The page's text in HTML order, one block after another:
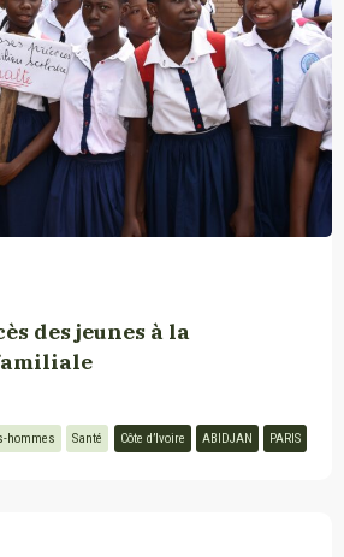
des jeunes à la
hommes Santé Côte d’Ivoire ABIDJAN PARIS